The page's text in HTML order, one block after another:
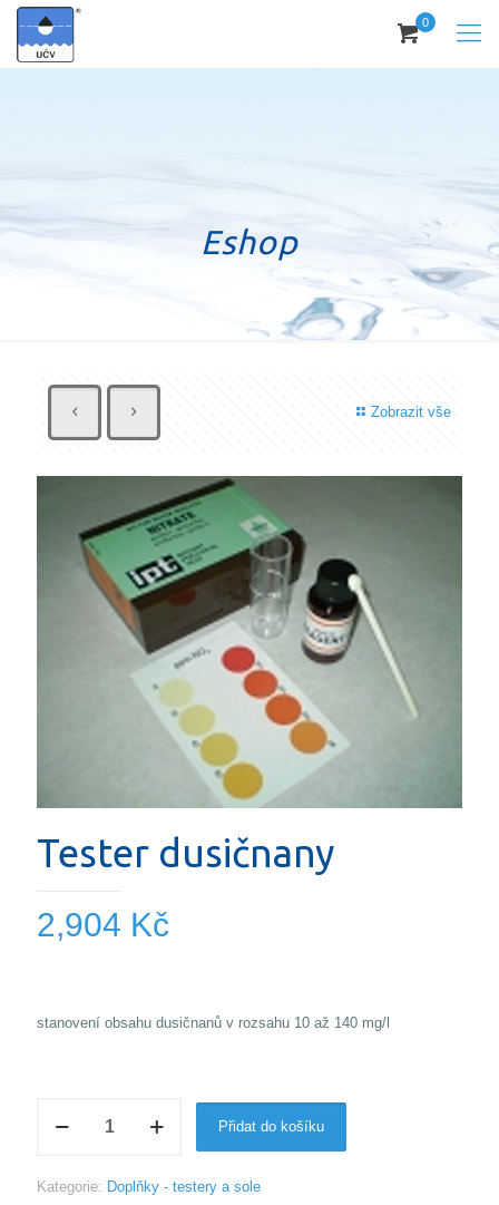
0
Eshop
Zobrazit vše
Tester dusičnany
2,904 Kč
stanovení obsahu dusičnanů v rozsahu 10 až 140 mg/l
Přidat do košíku
Kategorie: Doplňky - testery a sole